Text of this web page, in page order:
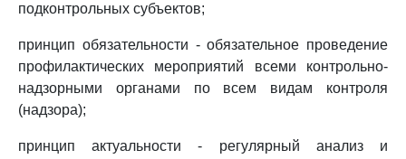
подконтрольных субъектов;
принцип обязательности - обязательное проведение
профилактических мероприятий всеми контрольно-
надзорными органами по всем видам контроля
(надзора);
принцип актуальности - регулярный анализ и